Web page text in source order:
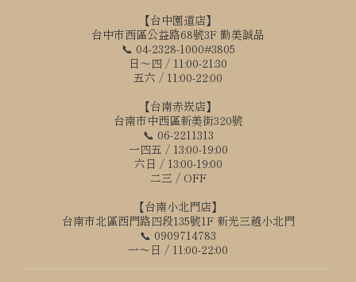
【台中園道店】
台中市西區公益路68號3F 勤美誠品
📞 04-2328-1000#3805
日～四 / 11:00-21:30
五六 / 11:00-22:00
【台南赤崁店】
台南市中西區新美街320號
📞 06-2211313
一四五 / 13:00-19:00
六日 / 13:00-19:00
二三 / OFF
【台南小北門店】
台南市北區西門路四段135號1F 新光三越小北門
📞 0909714783
一～日 / 11:00-22:00